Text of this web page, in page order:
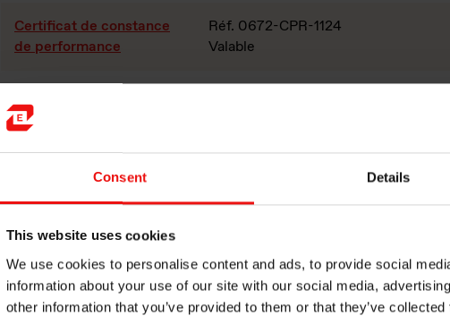
Consent Details
This website uses cookies
We use cookies to personalise content and ads, to provide social
information about your use of our site with our social media,
other information that you’ve provided to them or that they’ve
Certificat de constance
de performance
Réf. 0672-CPR-1124
Valable
système d’ER de la centrale récupère environ 30 % de l’électricité
de production, de technologie, de sécurité et de bilan
monde. Aucun autre n’a une consommation d’énergie inférieure par
Faits:
150 collaborateurs
2 fours et 1 centrale de récupération d’énergie